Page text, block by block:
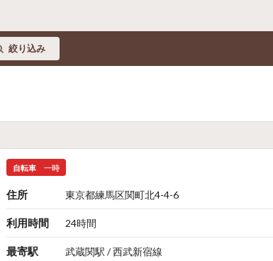
絞り込み
自転車 一時
住所 東京都練馬区関町北4-4-6
利用時間 24時間
最寄駅 武蔵関駅 / 西武新宿線